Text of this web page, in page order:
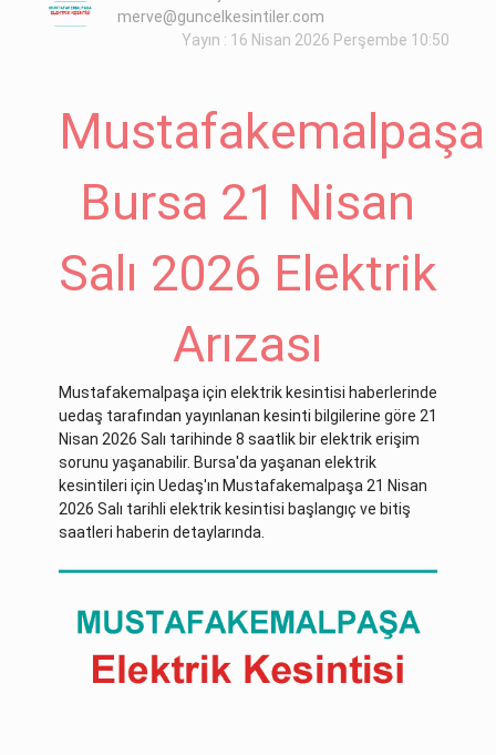
merve@guncelkesintiler.com
Yayın : 16 Nisan 2026 Perşembe 10:50
Mustafakemalpaşa
Bursa 21 Nisan
Salı 2026 Elektrik
Arızası
Mustafakemalpaşa için elektrik kesintisi haberlerinde
uedaş tarafından yayınlanan kesinti bilgilerine göre 21
Nisan 2026 Salı tarihinde 8 saatlik bir elektrik erişim
sorunu yaşanabilir. Bursa'da yaşanan elektrik
kesintileri için Uedaş'ın Mustafakemalpaşa 21 Nisan
2026 Salı tarihli elektrik kesintisi başlangıç ve bitiş
saatleri haberin detaylarında.